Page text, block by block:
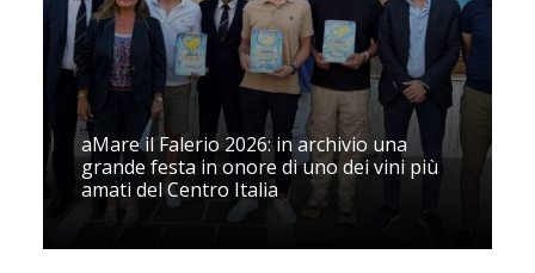
aMare il Falerio 2026: in archivio una
grande festa in onore di uno dei vini più
amati del Centro Italia